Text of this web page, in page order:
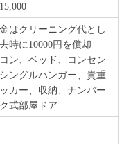
はクリーニング代とし
時に10000円を償却
ン、ベッド、コンセン
シングルハンガー、貴重
カー、収納、ナンバー
式部屋ドア